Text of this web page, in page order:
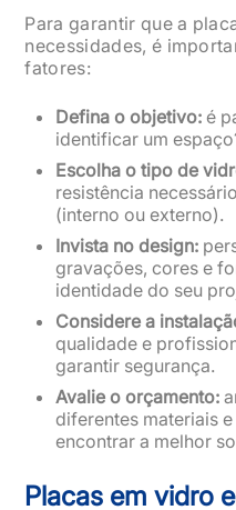
Para garantir que a
necessidades, é
fatores:
Defina o objetivo: é
identificar um
Escolha o tipo de
resistência
(interno ou externo).
Invista no design:
gravações, cores e
identidade do seu
Considere a
qualidade e
garantir segurança.
Avalie o orçamento:
diferentes materiais
encontrar a melhor
Placas em vidro